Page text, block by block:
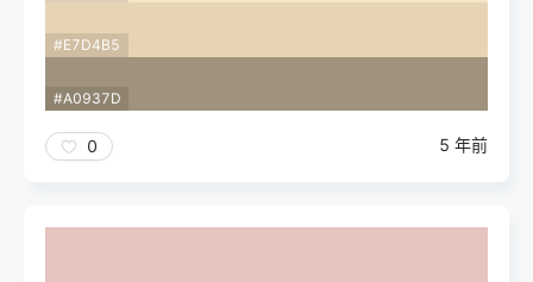
#E7D4B5
#A0937D
0 5 年前